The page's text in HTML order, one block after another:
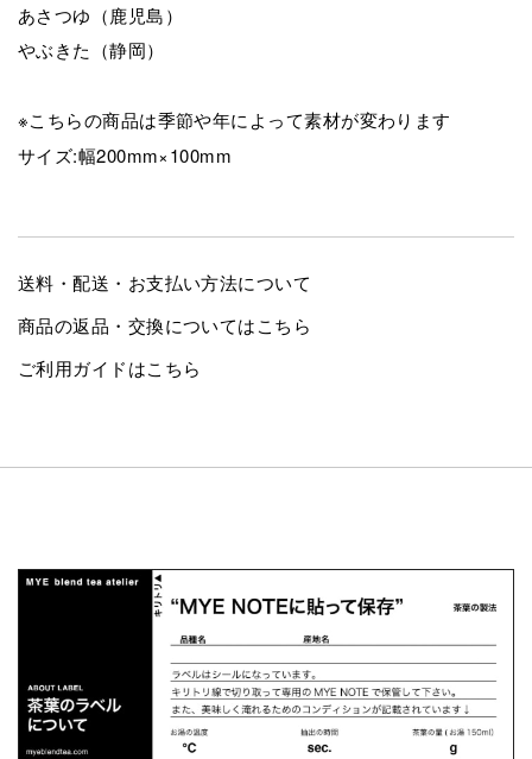
あさつゆ（鹿児島）
やぶきた（静岡）
※こちらの商品は季節や年によって素材が変わります
サイズ:幅200mm×100mm
送料・配送・お支払い方法について
商品の返品・交換についてはこちら
ご利用ガイドはこちら